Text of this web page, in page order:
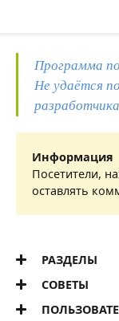
Программа
Не удаётся
Информация
Посетители,
оставлять
РАЗДЕЛЫ
СОВЕТЫ